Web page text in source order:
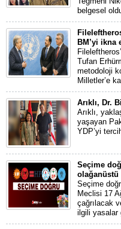
belgesel
BM’yi ikna
Tufan
metodoloji
Milletler’e
Arıklı, Dr.
Arıklı,
yaşayan
YDP’yi
Seçime
olağanüstü
Seçime
Meclisi 17
çağrılacak
ilgili yasalar